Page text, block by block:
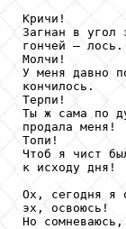
Кричи!
Загнан в угол
гончей – лось.
Молчи!
У меня давно
кончилось.
Терпи!
Ты ж сама по
продала меня!
Топи!
Чтоб я чист
к исходу дня!
Ох, сегодня я
эх, освоюсь!
Но сомневаюсь,